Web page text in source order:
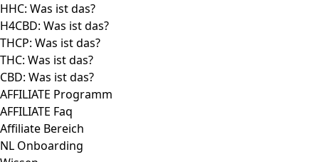
HHC: Was ist das?
H4CBD: Was ist das?
THCP: Was ist das?
THC: Was ist das?
CBD: Was ist das?
AFFILIATE Programm
AFFILIATE Faq
Affiliate Bereich
NL Onboarding